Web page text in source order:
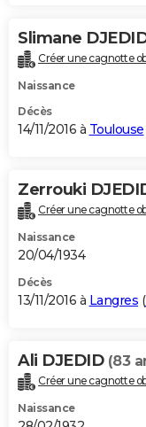
Slimane
Créer une cagnotte
Naissance
Décès
14/11/2016 à Toulouse
Zerrouki
Créer une cagnotte
Naissance
20/04/1934
Décès
13/11/2016 à Langres (
Ali DJEDID (83
Créer une cagnotte
Naissance